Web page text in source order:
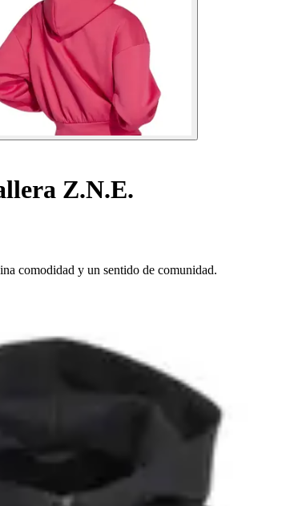
Z.N.E.
comodidad y un sentido de comunidad.